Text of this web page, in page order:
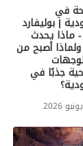
في
| بوليفارد
- ماذا يحدث
أصبح من
جذبًا في